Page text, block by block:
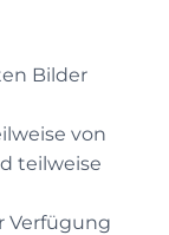
Bilder
von
teilweise
Verfügung